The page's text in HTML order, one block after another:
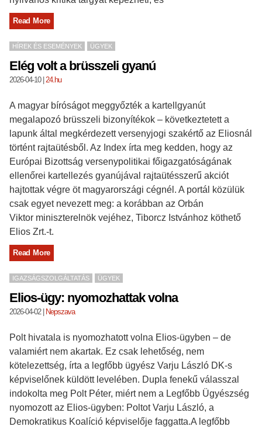
Read More
HÍREK ÉS ESEMÉNYEK ÜGYEK
Elég volt a brüsszeli gyanú
2026-04-10| 24.hu
A magyar bíróságot meggyőzték a kartellgyanút
megalapozó brüsszeli bizonyítékok – következtetett a
lapunk által megkérdezett versenyjogi szakértő az Eliosnál
történt rajtaütésből. Az Index írta meg kedden, hogy az
Európai Bizottság versenypolitikai főigazgatóságának
ellenőrei kartellezés gyanújával rajtaütésszerű akciót
hajtottak végre öt magyarországi cégnél. A portál közülük
csak egyet nevezett meg: a korábban az Orbán
Viktor miniszterelnök vejéhez, Tiborcz Istvánhoz köthető
Elios Zrt.-t.
Read More
IGAZSÁGSZOLGÁLTATÁS ÜGYEK
Elios-ügy: nyomozhattak volna
2026-04-02| Nepszava
Polt hivatala is nyomozhatott volna Elios-ügyben – de
valamiért nem akartak. Ez csak lehetőség, nem
kötelezettség, írta a legfőbb ügyész Varju László DK-s
képviselőnek küldött levelében. Dupla fenekű válasszal
indokolta meg Polt Péter, miért nem a Legfőbb Ügyészség
nyomozott az Elios-ügyben: Poltot Varju László, a
Demokratikus Koalíció képviselője faggatta.A legfőbb